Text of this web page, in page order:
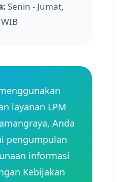
Senin - Jumat,
layanan LPM
Anda
pengumpulan
informasi
Kebijakan